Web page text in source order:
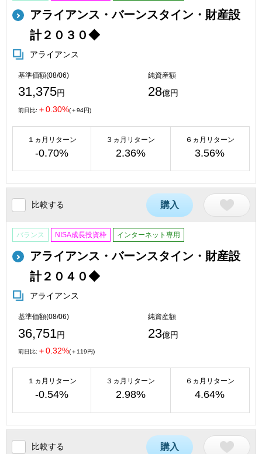
アライアンス・バーンスタイン・財産設
計２０３０◆
アライアンス
基準価額(08/06)
31,375円
純資産額
28億円
前日比: ＋0.30%(＋94円)
１ヵ月リターン
-0.70%
３ヵ月リターン
2.36%
６ヵ月リターン
3.56%
比較する 購入
バランス NISA成長投資枠 インターネット専用
アライアンス・バーンスタイン・財産設
計２０４０◆
アライアンス
基準価額(08/06)
36,751円
純資産額
23億円
前日比: ＋0.32%(＋119円)
１ヵ月リターン
-0.54%
３ヵ月リターン
2.98%
６ヵ月リターン
4.64%
比較する 購入